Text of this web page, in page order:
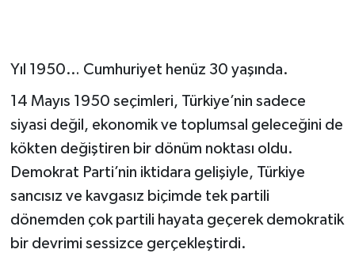
Yıl 1950… Cumhuriyet henüz 30 yaşında.
14 Mayıs 1950 seçimleri, Türkiye’nin sadece
siyasi değil, ekonomik ve toplumsal geleceğini de
kökten değiştiren bir dönüm noktası oldu.
Demokrat Parti’nin iktidara gelişiyle, Türkiye
sancısız ve kavgasız biçimde tek partili
dönemden çok partili hayata geçerek demokratik
bir devrimi sessizce gerçekleştirdi.